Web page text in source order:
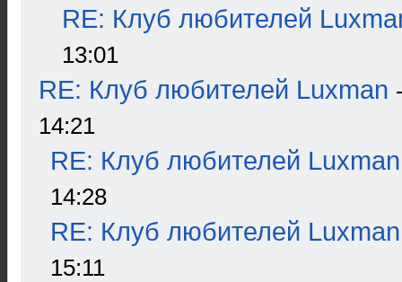
RE: Клуб любителей
13:01
RE: Клуб любителей Luxman
14:21
RE: Клуб любителей Luxman
14:28
RE: Клуб любителей Luxman
15:11